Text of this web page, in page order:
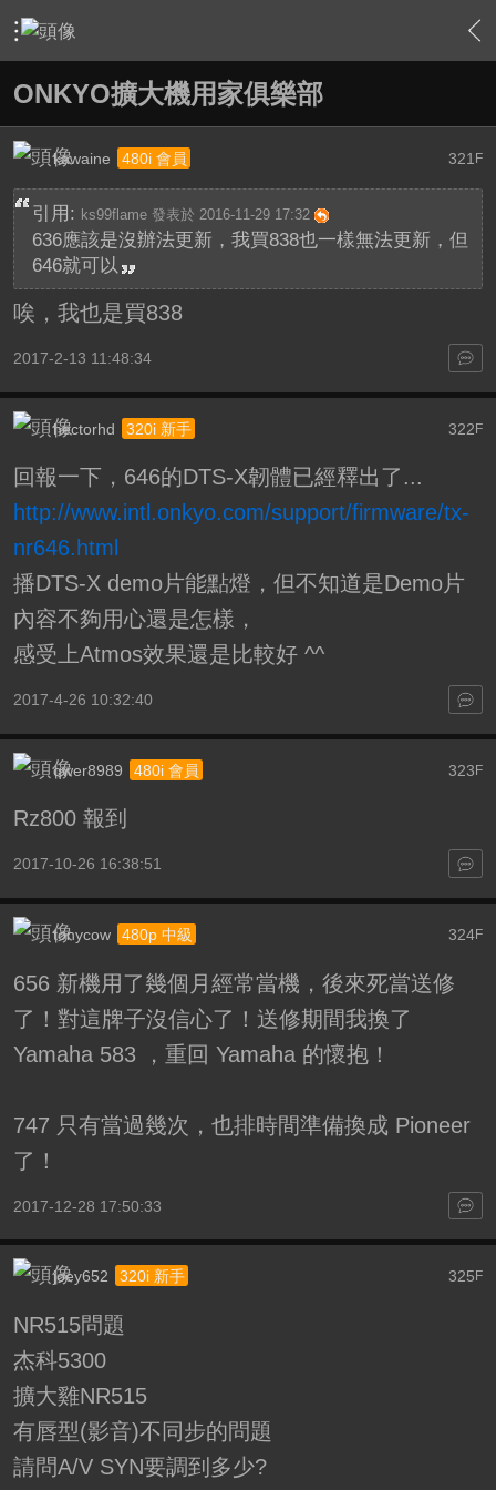
› 家庭劇院 › 擴大機討論區 › 內容
ONKYO擴大機用家俱樂部
321 F
kawaine 480i 會員
引用: ks99flame 發表於 2016-11-29 17:32
636應該是沒辦法更新，我買838也一樣無法更新，但
646就可以
唉，我也是買838
2017-2-13 11:48:34
322F
hectorhd 320i 新手
回報一下，646的DTS-X韌體已經釋出了...
http://www.intl.onkyo.com/support/firmware/tx-
nr646.html
播DTS-X demo片能點燈，但不知道是Demo片
內容不夠用心還是怎樣，
感受上Atmos效果還是比較好 ^^
2017-4-26 10:32:40
323F
qwer8989 480i 會員
Rz800 報到
2017-10-26 16:38:51
324F
tonycow 480p 中級
656 新機用了幾個月經常當機，後來死當送修
了！對這牌子沒信心了！送修期間我換了
Yamaha 583 ，重回 Yamaha 的懷抱！
747 只有當過幾次，也排時間準備換成 Pioneer
了！
2017-12-28 17:50:33
325 F
joey652 320i 新手
NR515問題
杰科5300
擴大雞NR515
有唇型(影音)不同步的問題
請問A/V SYN要調到多少?